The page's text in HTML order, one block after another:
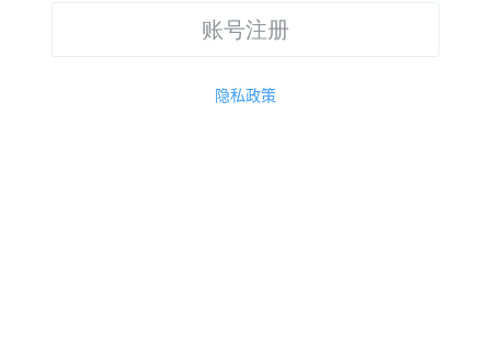
账号注册
隐私政策